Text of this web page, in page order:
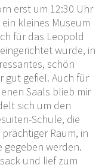
erst um 12:30 Uhr
kleines Museum
für das Leopold
wurde, in
schön
gut gefiel. Auch für
Saals blieb mir
sich um den
Schule, die
Raum, in
werden.
und lief zum